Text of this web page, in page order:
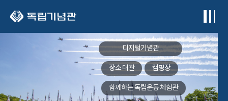
디지털기념관
장소 대관 캠핑장
함께하는독립운동 체험관